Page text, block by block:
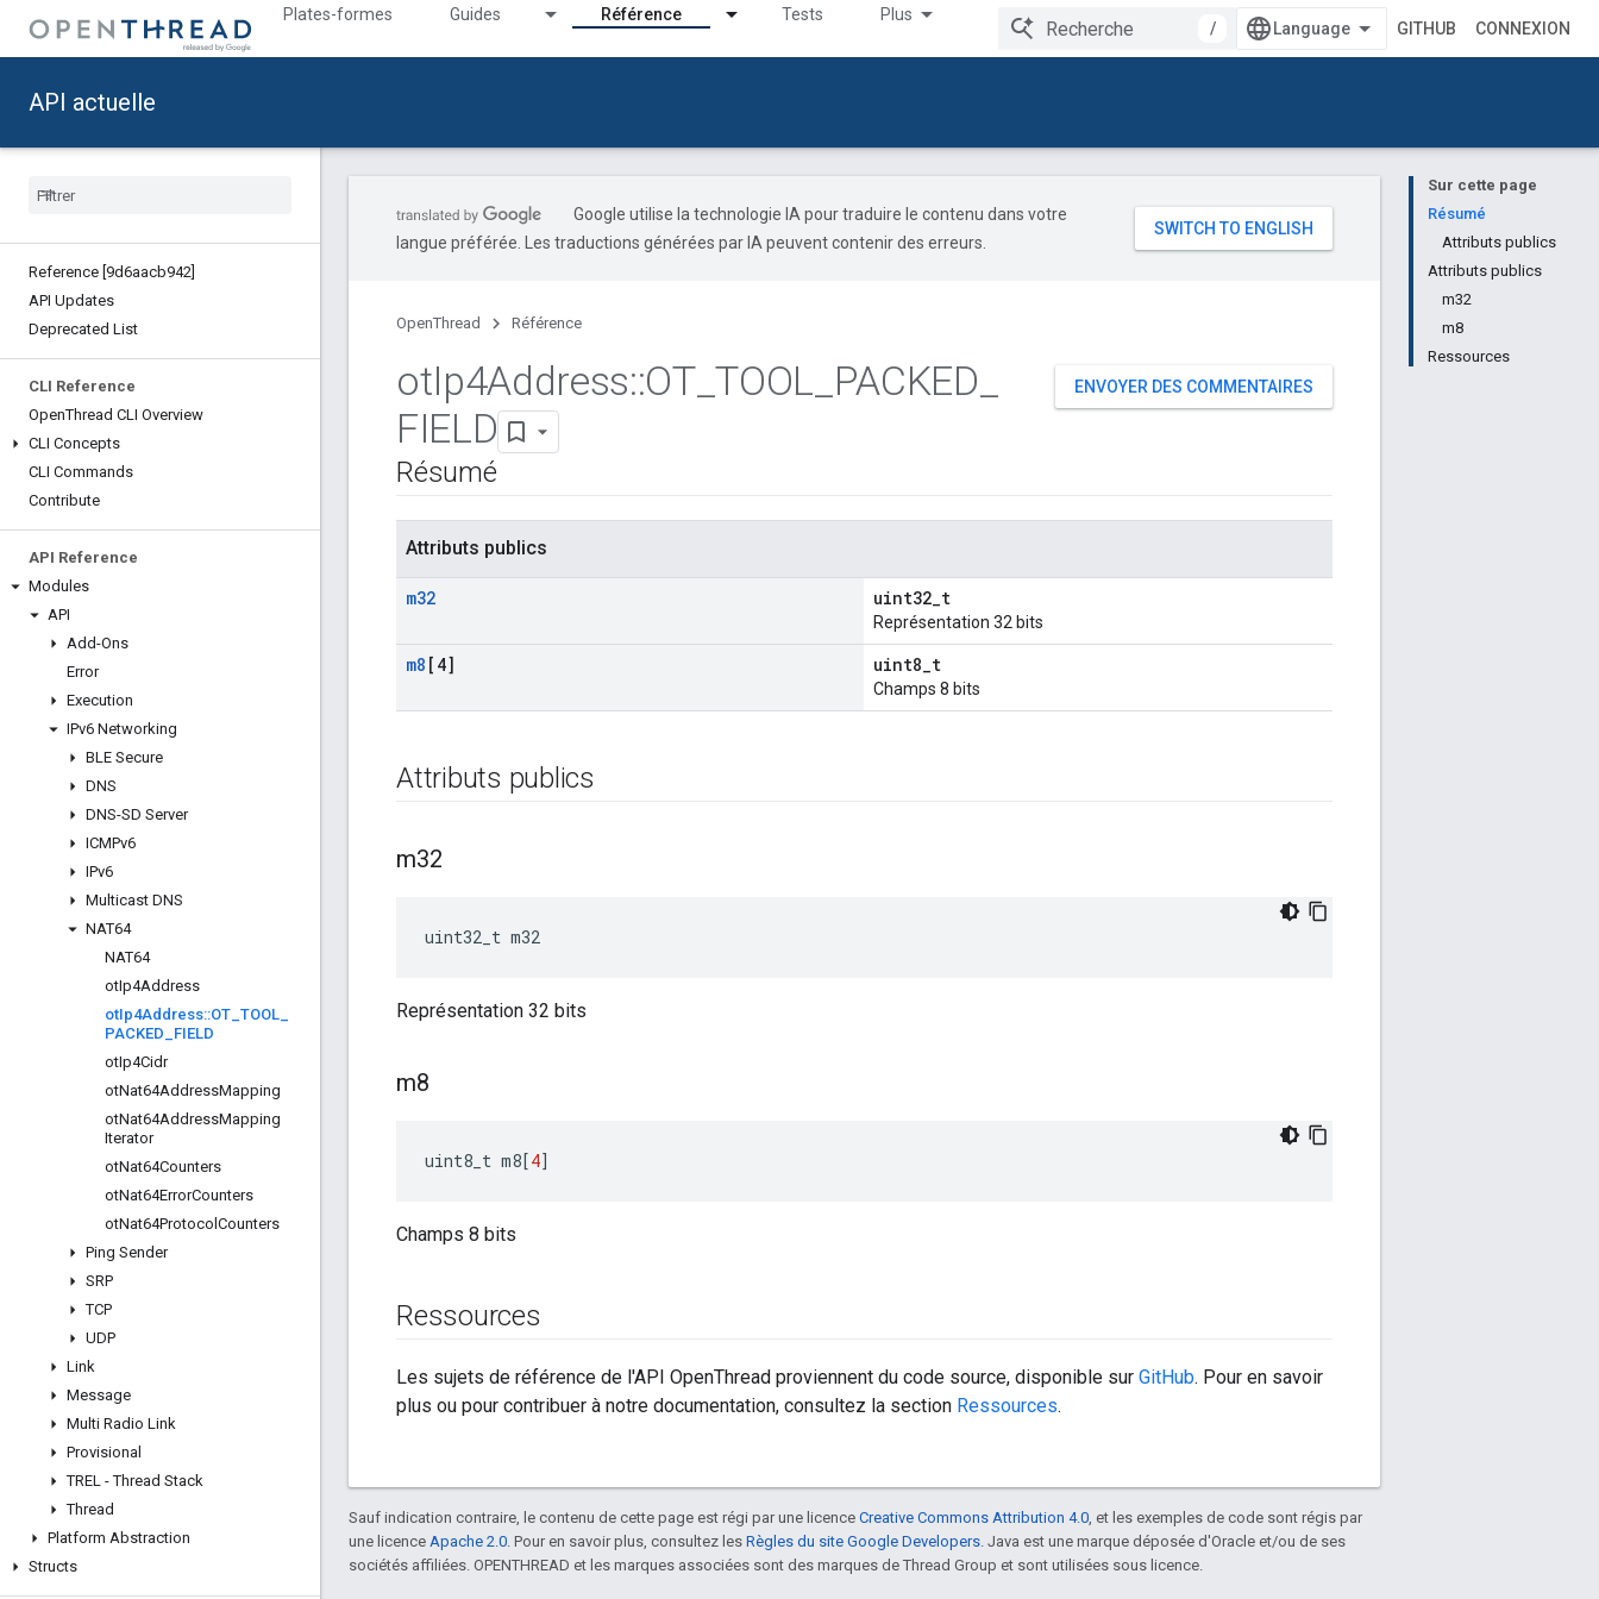
Plates-formes Guides Référence Tests Plus
/ GITHUB CONNEXION
API actuelle
Reference [9d6aacb942]
API Updates
Deprecated List
CLI Reference
OpenThread CLI Overview
CLI Concepts
CLI Commands
Contribute
API Reference
Modules
API
Add-Ons
Error
Execution
IPv6 Networking
BLE Secure
DNS
DNS-SD Server
ICMPv6
IPv6
Multicast DNS
NAT64
NAT64
otIp4Address
otIp4Address::OT TOOL
PACKED
FIELD
otIp4Cidr
otNat64AddressMapping
otNat64AddressMapping
Iterator
otNat64Counters
otNat64ErrorCounters
otNat64Protocol Counters
Ping Sender
SRP
TCP
UDP
Link
Message
Multi Radio Link
Provisional
TREL - Thread Stack
Thread
Platform Abstraction
Structs
Sur cette page
Résumé
Attributs publics
Attributs publics
m32
m8
Ressources
Google utilise la technologie IA pour traduire le contenu dans votre
langue préférée. Les traductions générées par IA peuvent contenir des erreurs.
OpenThread Référence
ENVOYER DES COMMENTAIRES
otIp4Address::OT_TOOL PACKED
FIELD
Résumé
Attributs publics
m32 uint32_t
Représentation 32 bits
m8 [4] uint8_t
Champs 8 bits
Attributs publics
m32
uint32_t m32
Représentation 32 bits
m8
uint8_t m8[4]
Champs 8 bits
Ressources
Les sujets de référence de l'API OpenThread proviennent du code source, disponible sur GitHub. Pour en savoir
plus ou pour contribuer à notre documentation, consultez la section Ressources.
Sauf indication contraire, le contenu de cette page est régi par une licence Creative Commons Attribution 4.0, et les exemples de code sont régis par
une licence Apache 2.0. Pour en savoir plus, consultez les Règles du site Google Developers. Java est une marque déposée d'Oracle et/ou de ses
sociétés affiliées. OPENTHREAD et les marques associées sont des marques de Thread Group et sont utilisées sous licence.